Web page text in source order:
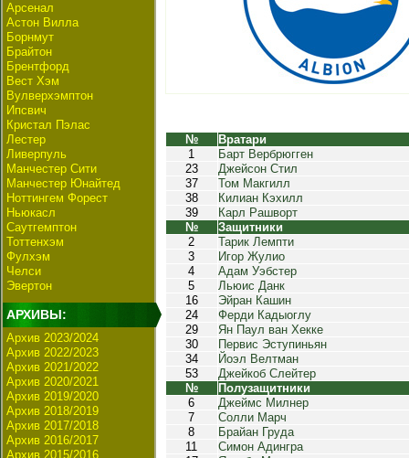
Арсенал
Астон Вилла
Борнмут
Брайтон
Брентфорд
Вест Хэм
Вулверхэмптон
Ипсвич
Кристал Пэлас
Лестер
Ливерпуль
Манчестер Сити
Манчестер Юнайтед
Ноттингем Форест
Ньюкасл
Саутгемптон
Тоттенхэм
Фулхэм
Челси
Эвертон
АРХИВЫ:
Архив 2023/2024
Архив 2022/2023
Архив 2021/2022
Архив 2020/2021
Архив 2019/2020
Архив 2018/2019
Архив 2017/2018
Архив 2016/2017
Архив 2015/2016
№
Вратари
1
Барт Вербрюгген
23
Джейсон Стил
37
Том Макгилл
38
Килиан Кэхилл
39
Карл Рашворт
№
Защитники
2
Тарик Лемпти
3
Игор Жулио
4
Адам Уэбстер
5
Льюис Данк
16
Эйран Кашин
24
Ферди Кадыоглу
29
Ян Паул ван Хекке
30
Первис Эступиньян
34
Йоэл Велтман
53
Джейкоб Слейтер
№
Полузащитники
6
Джеймс Милнер
7
Солли Марч
8
Брайан Груда
11
Симон Адингра